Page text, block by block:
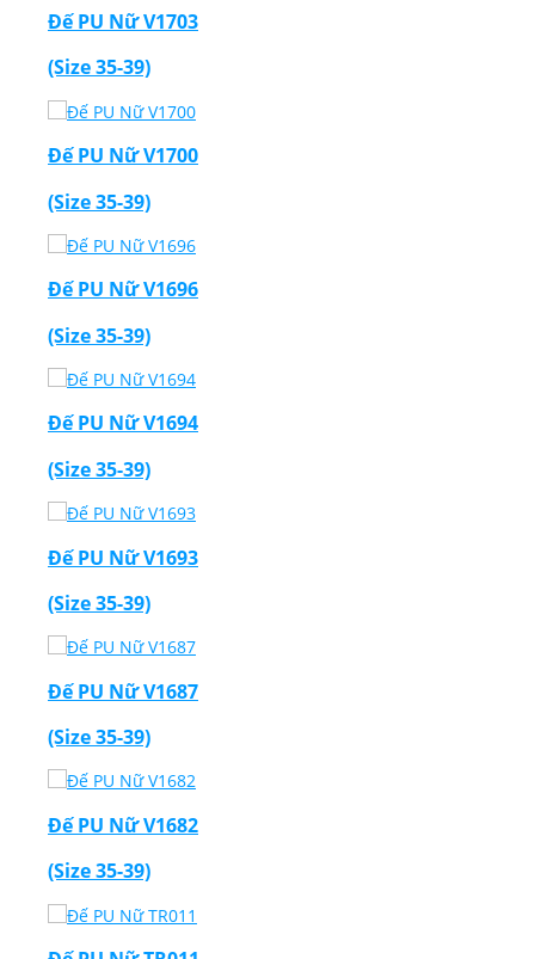
Đế PU Nữ V1703
(Size 35-39)
Đế PU Nữ V1700
(Size 35-39)
Đế PU Nữ V1696
(Size 35-39)
Đế PU Nữ V1694
(Size 35-39)
Đế PU Nữ V1693
(Size 35-39)
Đế PU Nữ V1687
(Size 35-39)
Đế PU Nữ V1682
(Size 35-39)